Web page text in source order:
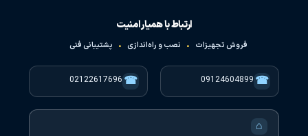
ارتباط با همیار امنیت
فروش تجهیزات • نصب و راه‌اندازی • پشتیبانی فنی
☎
09124604899
☎
02122617696
⌂